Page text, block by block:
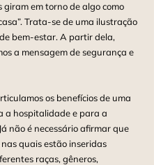
giram em torno de algo como
Trata-se de uma ilustração
bem-estar. A partir dela,
a mensagem de segurança e
os benefícios de uma
a hospitalidade e para a
não é necessário afirmar que
quais estão inseridas
raças, gêneros,